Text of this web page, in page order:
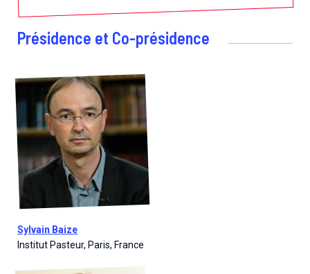
Présidence et Co-présidence
Sylvain Baize
Institut Pasteur, Paris, France